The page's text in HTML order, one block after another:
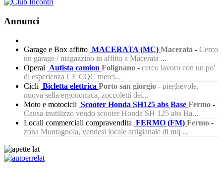
Annunci
Garage e Box affitto MACERATA (MC) Macerata - Cerco
un garage / magazzino in affitto a Macerata ...
Operai Autista camion Folignano - cerco lavoro con un po'
di esperienza CE CQC merci...
Cicli Bicletta elettrica Porto san giorgio - pieghevole,
nuova sella ergonomica, zoccoletti dei...
Moto e motocicli Scooter Honda SH125 abs Base Fermo -
Causa inutilizzo vendo scooter Honda SH 125 abs Ba...
Locali commerciali compravendita FERMO (FM) Fermo -
zona Montagnola, vendesi locale artigianale di mq ...